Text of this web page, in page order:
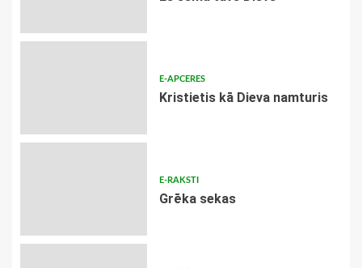
E-APCERES
Kristietis kā Dieva namturis
E-RAKSTI
Grēka sekas